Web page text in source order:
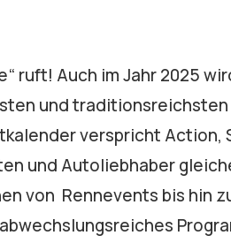
ruft! Auch im Jahr 2025
und
verspricht Action,
und Autoliebhaber
von Rennevents bis hin